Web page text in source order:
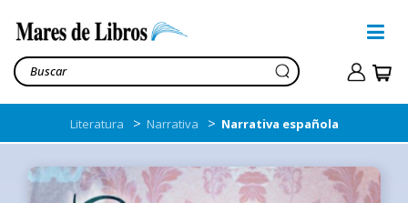
Literatura > Narrativa > Narrativa española